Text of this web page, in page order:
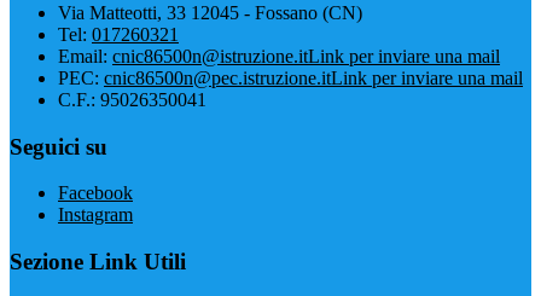
Via Matteotti, 33 12045 - Fossano (CN)
Tel: 017260321
Email: cnic86500n@istruzione.itLink per inviare una mail
PEC: cnic86500n@pec.istruzione.itLink per inviare una mail
C.F.: 95026350041
Seguici su
Facebook
Instagram
Sezione Link Utili